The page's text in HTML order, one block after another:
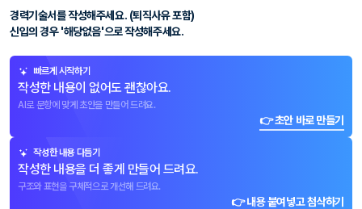
경력기술서를 작성해주세요. (퇴직사유 포함)
신입의 경우 '해당없음'으로 작성해주세요.
빠르게 시작하기
작성한 내용이 없어도 괜찮아요.
AI로 문항에 맞게 초안을 만들어 드려요.
👉 초안 바로 만들기
작성한 내용 다듬기
작성한 내용을 더 좋게 만들어 드려요.
구조와 표현을 구체적으로 개선해 드려요.
👉 내용 붙여넣고 첨삭하기